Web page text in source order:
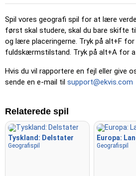
Spil vores geografi spil for at lære
først skal studere, skal du bare skifte
og lære placeringerne. Tryk på alt+F for
fuldskærmstilstand. Tryk på alt+A for
Hvis du vil rapportere en fejl eller give
sende en e-mail til support@ekvis.com
Relaterede spil
Tyskland: Delstater
Geografispil
Europa:
Geografispil